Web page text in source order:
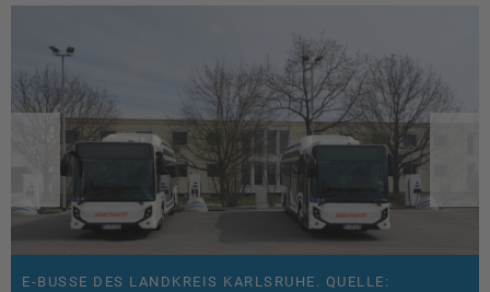
E-BUSSE DES LANDKREIS KARLSRUHE. QUELLE:
E-BUS AN DER LADESTATION. QUELLE: LANDKREIS
REGIOMOVE-PORT IN ETTLINGEN. QUELLE: KIENZLER
RADWEGE IN OBERDERDINGEN-FLEHINGEN. QUELLE: